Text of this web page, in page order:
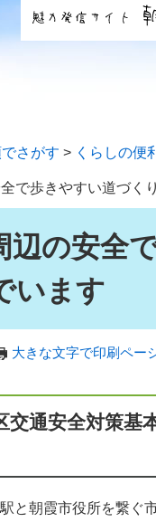
さがす > くらしの便
で歩きやすい道づく
辺の安全
います
大きな文字で印刷ペー
交通安全対策基
と朝霞市役所を繋ぐ